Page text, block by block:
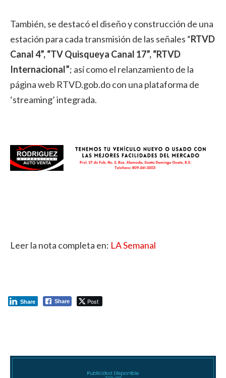
También, se destacó el diseño y construcción de una
estación para cada transmisión de las señales “RTVD
Canal 4”, “TV Quisqueya Canal 17”, “RTVD
Internacional”; así como el relanzamiento de la
página web RTVD.gob.do con una plataforma de
‘streaming’ integrada.
Leer la nota completa en: LA Semanal
Share Post
Share